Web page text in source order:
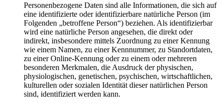
Personenbezogene Daten sind alle Informationen, die sich auf
eine identifizierte oder identifizierbare natürliche Person (im
Folgenden „betroffene Person“) beziehen. Als identifizierbar
wird eine natürliche Person angesehen, die direkt oder
indirekt, insbesondere mittels Zuordnung zu einer Kennung
wie einem Namen, zu einer Kennnummer, zu Standortdaten,
zu einer Online-Kennung oder zu einem oder mehreren
besonderen Merkmalen, die Ausdruck der physischen,
physiologischen, genetischen, psychischen, wirtschaftlichen,
kulturellen oder sozialen Identität dieser natürlichen Person
sind, identifiziert werden kann.